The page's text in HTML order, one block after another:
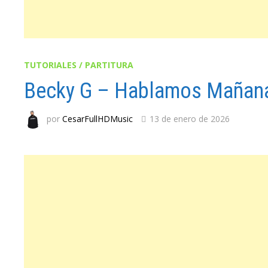
TUTORIALES / PARTITURA
Becky G – Hablamos
porCesarFullHDMusic 13 de enero de 2026